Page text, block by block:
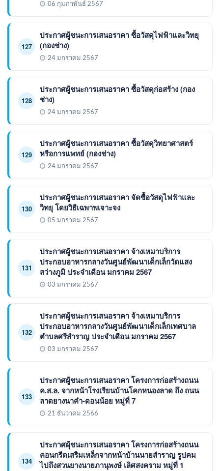
06 กุมภาพันธ์ 2567
127
ประกาศผู้ชนะการเสนอราคา ซื้อวัสดุไฟฟ้าและวิทยุ
(กองช่าง)
24 มกราคม 2567
128
ประกาศผู้ชนะการเสนอราคา ซื้อวัสดุก่อสร้าง (กอง
ช่าง)
24 มกราคม 2567
129
ประกาศผู้ชนะการเสนอราคา ซื้อวัสดุวิทยาศาสตร์
หรือการแพทย์ (กองช่าง)
24 มกราคม 2567
130
ประกาศผู้ชนะการเสนอราคา จัดซื้อวัสดุไฟฟ้าและ
วิทยุ โดยวิธีเฉพาพเจาะจง
05 มกราคม 2567
131
ประกาศผู้ชนะการเสนอราคา จ้างเหมาบริการ
ประกอบอาหารกลางวันศูนย์พัฒนาเด็กเล็กวัดแสง
สว่างภูมิ ประจำเดือน มกราคม 2567
03 มกราคม 2567
132
ประกาศผู้ชนะการเสนอราคา จ้างเหมาบริการ
ประกอบอาหารกลางวันศูนย์พัฒนาเด็กเล็กเทศบาล
ตำบลศรีสำราญ ประจำเดือน มกราคม 2567
03 มกราคม 2567
133
ประกาศผู้ชนะการเสนอราคา โครงการก่อสร้างถนน
ค.ส.ล. จากหน้าโรงเรียนบ้านโคกหนองลาด ถึง ถนน
ลาดยางนาคำ-ดอนน้อย หมู่ที่ 7
21 ธันวาคม 2566
134
ประกาศผุ้ชนะการเสนอราคา โครงการก่อสร้างถนน
คอนกรีตเสริมเหล็กจากหน้าบ้านนายสำราญ รูปคม
ไปถึงสวนยางนายภานุพงษ์ เลิศสงคราม หมู่ที่ 1